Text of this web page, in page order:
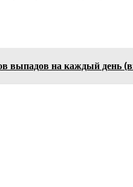
выпадов на каждый день